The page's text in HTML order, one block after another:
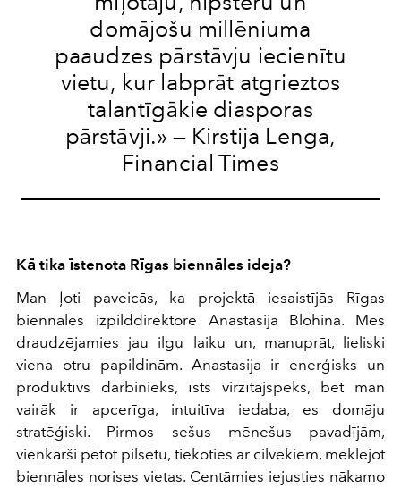
domājošu millēniuma
paaudzes pārstāvju iecienītu
vietu, kur labprāt atgrieztos
talantīgākie diasporas
pārstāvji.» — Kirstija Lenga,
Financial Times
Kā tika īstenota Rīgas biennāles ideja?
Man ļoti paveicās, ka projektā iesaistījās Rīgas
biennāles izpilddirektore Anastasija Blohina. Mēs
draudzējamies jau ilgu laiku un, manuprāt, lieliski
viena otru papildinām. Anastasija ir enerģisks un
produktīvs darbinieks, īsts virzītājspēks, bet man
vairāk ir apcerīga, intuitīva iedaba, es domāju
stratēģiski. Pirmos sešus mēnešus pavadījām,
vienkārši pētot pilsētu, tiekoties ar cilvēkiem, meklējot
biennāles norises vietas. Centāmies iejusties nākamo